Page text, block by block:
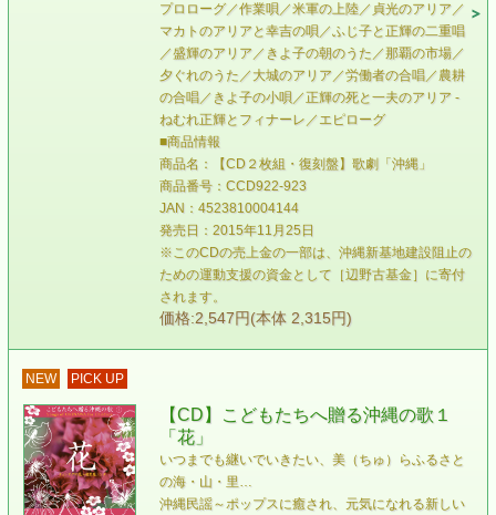
プロローグ／作業唄／米軍の上陸／貞光のアリア／
マカトのアリアと幸吉の唄／ふじ子と正輝の二重唱
／盛輝のアリア／きよ子の朝のうた／那覇の市場／
夕ぐれのうた／大城のアリア／労働者の合唱／農耕
の合唱／きよ子の小唄／正輝の死と一夫のアリア -
ねむれ正輝とフィナーレ／エピローグ
■商品情報
商品名：【CD２枚組・復刻盤】歌劇「沖縄」
商品番号：CCD922-923
JAN：4523810004144
発売日：2015年11月25日
※このCDの売上金の一部は、沖縄新基地建設阻止の
ための運動支援の資金として［辺野古基金］に寄付
されます。
価格:2,547円(本体 2,315円)
NEW PICK UP
【CD】こどもたちへ贈る沖縄の歌１
「花」
いつまでも継いでいきたい、美（ちゅ）らふるさと
の海・山・里…
沖縄民謡～ポップスに癒され、元気になれる新しい